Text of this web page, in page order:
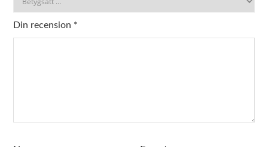
Din recension *